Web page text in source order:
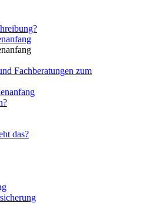
Fachberatungen zum
das?